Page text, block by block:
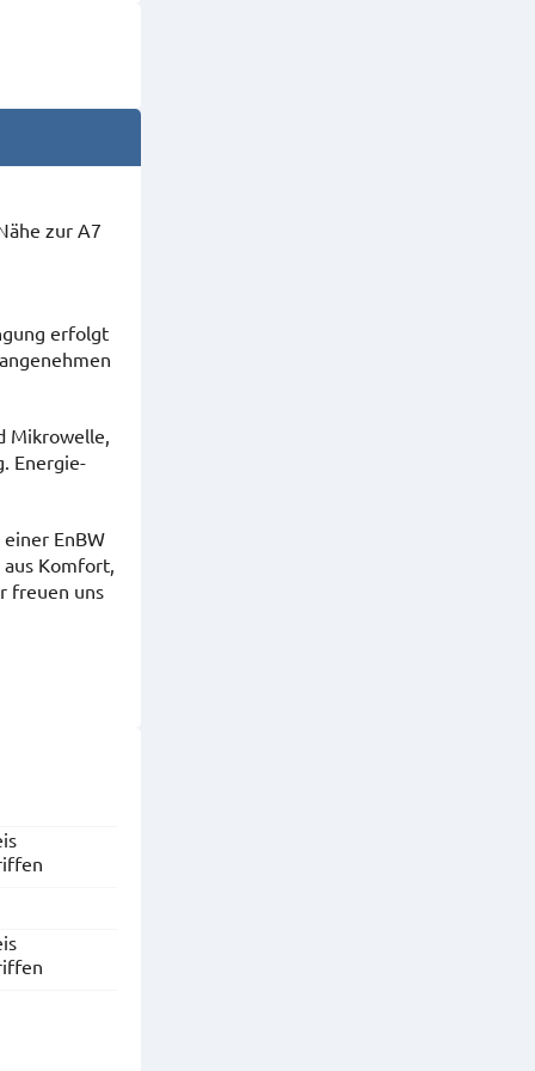
zur A7
erfolgt
Mikrowelle,
Energie-
EnBW
Komfort,
freuen uns